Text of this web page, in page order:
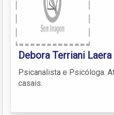
Debora Terriani Laera
Psicanalista e Psicóloga.
casais.